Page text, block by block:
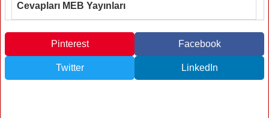
Cevapları MEB Yayınları
Pinterest Facebook
Twitter LinkedIn